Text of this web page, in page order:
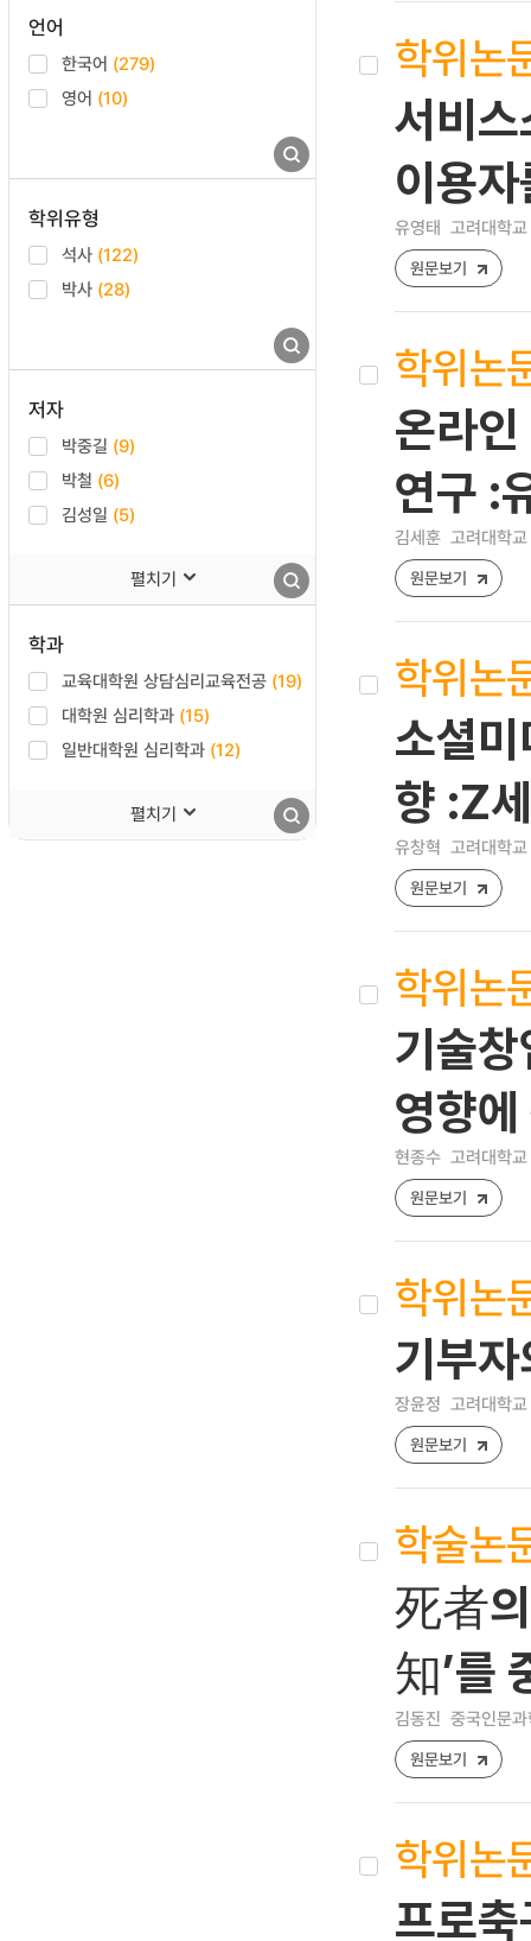
언어
한국어 (279)
영어 (10)
학위유형
석사 (122)
박사 (28)
저자
박중길 (9)
박철 (6)
김성일 (5)
펼치기
학과
교육대학원 상담심리교육전공 (19)
대학원 심리학과 (15)
일반대학원 심리학과 (12)
펼치기
학위논
서비
이용
유영태 고려대학
원문보기
학위논
온라
연구 :
김세훈 고려대학
원문보기
학위논
소셜
향 :Z
유창혁 고려대학
원문보기
학위논
기술
영향
현종수 고려대학
원문보기
학위논
기부
장윤정 고려대학
원문보기
학술논
死者
知’를
김동진 중국인문
원문보기
학위논
프로